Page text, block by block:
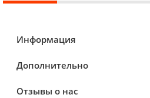
Информация
Дополнительно
Отзывы о нас